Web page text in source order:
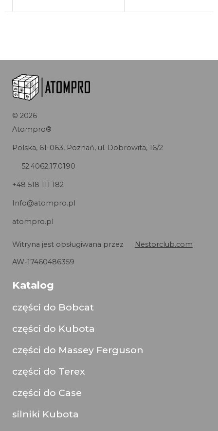
© 2026
Atompro®
Polska, 61-063, Poznań, ul. Dobrowita, 16/2
52.4062,17.0190
+48 518 111 182
Info@atompro.pl
atompro.pl
Witryna jest obsługiwana przez
Nestorclub.com
AW-17460486359
Katalog
części do Bobcat
części do Kubota
części do Massey Ferguson
części do Terex
części do Case
silniki Kubota